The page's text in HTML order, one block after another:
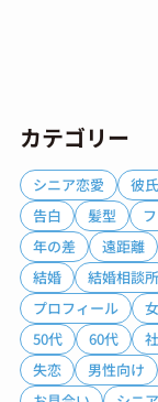
カテゴリー
シニア恋愛 彼
告白
髪型
年の差
遠距離
結婚
結婚相談所
プロフィール
50代
60代
失恋
男性向け